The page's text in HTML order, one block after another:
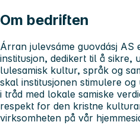
Om bedriften
Árran julevsáme guovdásj AS
institusjon, dedikert til å sikre,
lulesamisk kultur, språk og
skal institusjonen stimulere
i tråd med lokale samiske
respekt for den kristne
virksomheten på vår